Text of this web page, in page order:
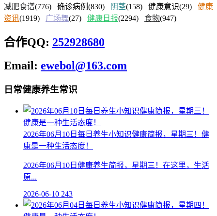
减肥食谱(776) 确诊病例 (830) 阴茎(158) 健康意识(29) 健康
资讯(1919) 广场舞(27) 健康日报(2294) 食物(947)
合作QQ: 252928680
Email: ewebol@163.com
日常健康养生常识
2026年06月10日每日养生小知识健康简报，星期三！健
康是一种生活态度！
2026年06月10日健康养生简报，星期三！在这里，生活
原...
2026-06-10 243